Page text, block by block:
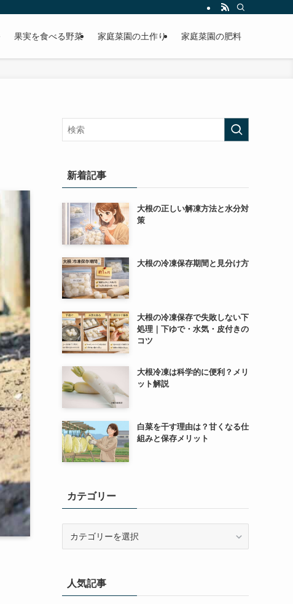
果実を食べる野菜 家庭菜園の土作り 家庭菜園の肥料
新着記事
大根の正しい解凍方法と水分対
策
大根の冷凍保存期間と見分け方
大根の冷凍保存で失敗しない下
処理｜下ゆで・水気・皮付きの
コツ
大根冷凍は科学的に便利？メリ
ット解説
白菜を干す理由は？甘くなる仕
組みと保存メリット
カテゴリー
ー人気記事